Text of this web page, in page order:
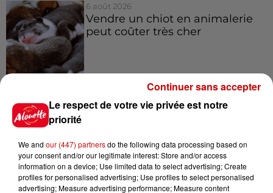
6 août 2026
Vendre un chiot en animalerie
peut coûter très cher
Invasion de physalies sur des
plages du Sud-Ouest
6 août 2026
À LA UNE : affaire Manon
Le respect de votre vie privée est notre
priorité
We and our (447) partnersdo the following data processing based on
your consent and/or our legitimate interest: Store and/or access
information on a device; Use limited data to select advertising; Create
profiles for personalised advertising; Use profiles to select personalised
advertising; Measure advertising performance; Measure content
Continuer sans accepter